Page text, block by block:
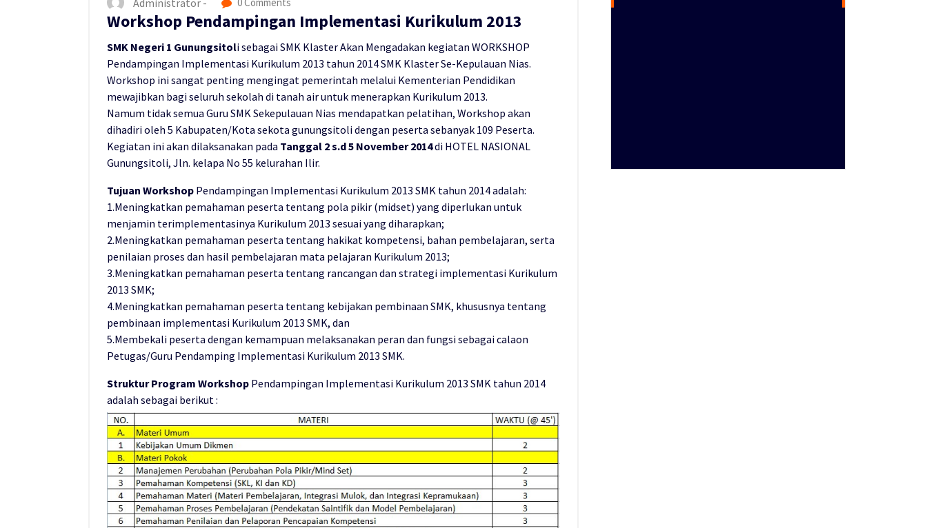
Workshop Pendampingan Implementasi Kurikulum 2013
SMK Negeri 1 Gunungsitoli sebagai SMK Klaster Akan Mengadakan kegiatan WORKSHOP
Pendampingan Implementasi Kurikulum 2013 tahun 2014 SMK Klaster Se-Kepulauan Nias.
Workshop ini sangat penting mengingat pemerintah melalui Kementerian Pendidikan
mewajibkan bagi seluruh sekolah di tanah air untuk menerapkan Kurikulum 2013.
Namum tidak semua Guru SMK Sekepulauan Nias mendapatkan pelatihan, Workshop akan
dihadiri oleh 5 Kabupaten/Kota sekota gunungsitoli dengan peserta sebanyak 109 Peserta.
Kegiatan ini akan dilaksanakan pada Tanggal 2 s.d 5 November 2014di HOTEL NASIONAL
Gunungsitoli, Jln. kelapa No 55 kelurahan Ilir.
Tujuan Workshop Pendampingan Implementasi Kurikulum 2013 SMK tahun 2014 adalah:
1.Meningkatkan pemahaman peserta tentang pola pikir (midset) yang diperlukan untuk
menjamin terimplementasinya Kurikulum 2013 sesuai yang diharapkan;
2.Meningkatkan pemahaman peserta tentang hakikat kompetensi, bahan pembelajaran, serta
penilaian proses dan hasil pembelajaran mata pelajaran Kurikulum 2013;
3.Meningkatkan pemahaman peserta tentang rancangan dan strategi implementasi Kurikulum
2013 SMK;
4.Meningkatkan pemahaman peserta tentang kebijakan pembinaan SMK, khususnya tentang
pembinaan implementasi Kurikulum 2013 SMK, dan
5.Membekali peserta dengan kemampuan melaksanakan peran dan fungsi sebagai calaon
Petugas/Guru Pendamping Implementasi Kurikulum 2013 SMK.
Struktur Program Workshop Pendampingan Implementasi Kurikulum 2013 SMK tahun 2014
adalah sebagai berikut :